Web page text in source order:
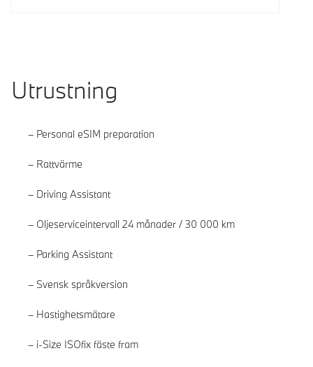
Utrustning
Personal eSIM preparation
Rattvärme
Driving Assistant
Oljeserviceintervall 24 månader / 30 000 km
Parking Assistant
Svensk språkversion
Hastighetsmätare
i-Size ISOfix fäste fram